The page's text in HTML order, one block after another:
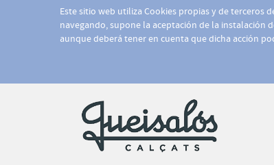
Este sitio web utiliza Cookies propias y de terceros
navegando, supone la aceptación de la instalación
aunque deberá tener en cuenta que dicha acción